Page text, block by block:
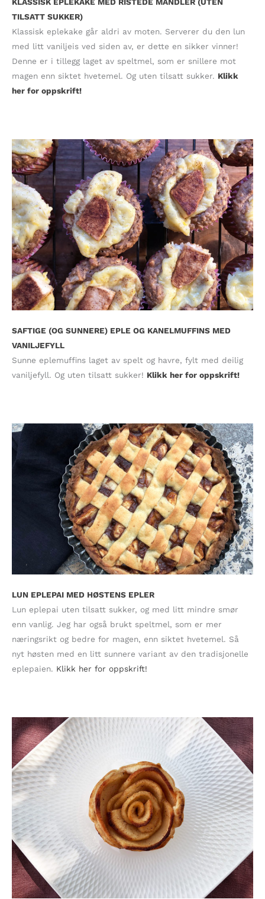
TILSATT SUKKER)
Klassisk eplekake går aldri av moten. Serverer du den lun
med litt vaniljeis ved siden av, er dette en sikker vinner!
Denne er i tillegg laget av speltmel, som er snillere mot
magen enn siktet hvetemel. Og uten tilsatt sukker. Klikk
her for oppskrift!
SAFTIGE (OG SUNNERE) EPLE OG KANELMUFFINS MED
VANILJEFYLL
Sunne eplemuffins laget av spelt og havre, fylt med deilig
vaniljefyll. Og uten tilsatt sukker! Klikk her for oppskrift!
LUN EPLEPAI MED HØSTENS EPLER
Lun eplepai uten tilsatt sukker, og med litt mindre smør
enn vanlig. Jeg har også brukt speltmel, som er mer
næringsrikt og bedre for magen, enn siktet hvetemel. Så
nyt høsten med en litt sunnere variant av den tradisjonelle
eplepaien. Klikk her for oppskrift!